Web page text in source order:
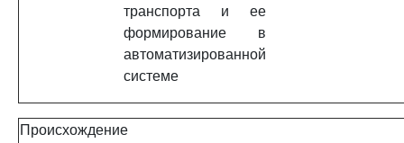
транспорта и ее
формирование в
автоматизированной
системе
Происхождение